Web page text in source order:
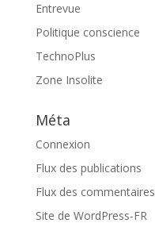
Entrevue
Politique conscience
TechnoPlus
Zone Insolite
Méta
Connexion
Flux des publications
Flux des commentaires
Site de WordPress-FR